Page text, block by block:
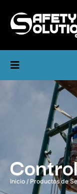
Inicio / Productos de